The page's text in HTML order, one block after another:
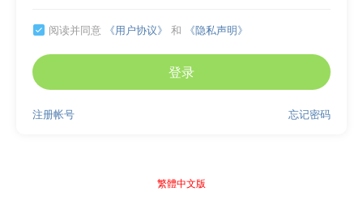
 阅读并同意 《用户协议》 和 《隐私声明》
登录
忘记密码
注册帐号
繁體中文版